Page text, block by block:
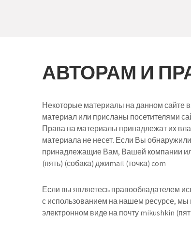
АВТОРАМ И
Некоторые материалы на данном сайте
материал или присланы посетителями
Права на материалы принадлежат их
материала не несет. Если Вы
принадлежащие Вам, Вашей компании
(пять) (собака) джиmail (точка) com
Если вы являетесь правообладателем
с использованием на нашем ресурсе,
электронном видена почту mikushkin